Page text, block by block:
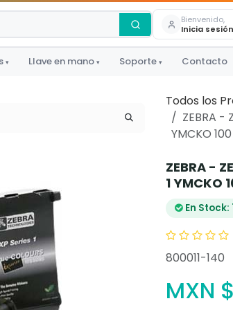
Bienvenido,
Inicia sesión
▾ Llave en mano ▾ Soporte ▾ Contacto
Todos los
ZEBRA -
YMCKO
ZEBRA -
1 YMCKO
En Stock:
800011-140
MXN $